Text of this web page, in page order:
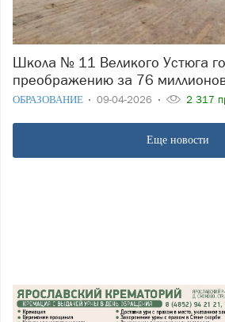
Школа № 11 Великого Устюга готовится к
преображению за 76
ОБРАЗОВАНИЕ 09-04-2026 2 317
Еще новости